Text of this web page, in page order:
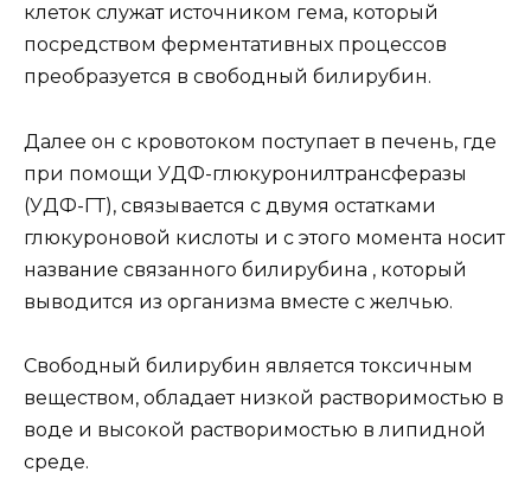
клеток служат источником гема, который
посредством ферментативных процессов
преобразуется в свободный билирубин.
Далее он с кровотоком поступает в печень, где
при помощи УДФ-глюкуронилтрансферазы
(УДФ-ГТ), связывается с двумя остатками
глюкуроновой кислоты и с этого момента носит
название связанного билирубина , который
выводится из организма вместе с желчью.
Свободный билирубин является токсичным
веществом, обладает низкой растворимостью в
воде и высокой растворимостью в липидной
среде.